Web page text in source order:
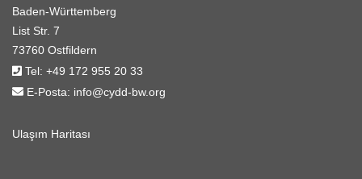
Baden-Württemberg
List Str. 7
73760 Ostfildern
Tel: +49 172 955 20 33
E-Posta: info@cydd-bw.org
Ulaşım Haritası